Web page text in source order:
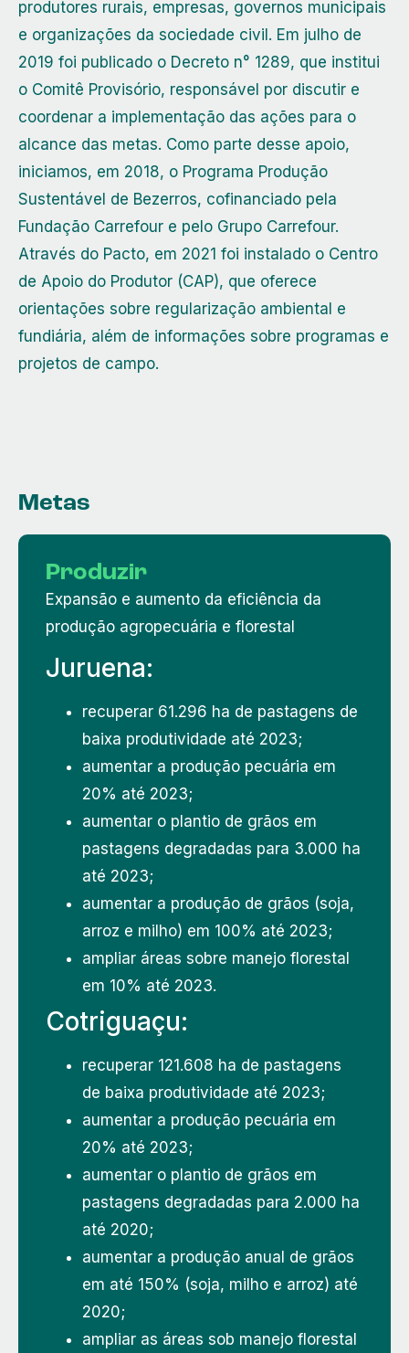
produtores rurais, empresas, governos municipais
e organizações da sociedade civil. Em julho de
2019 foi publicado o Decreto n° 1289, que institui
o Comitê Provisório, responsável por discutir e
coordenar a implementação das ações para o
alcance das metas. Como parte desse apoio,
iniciamos, em 2018, o Programa Produção
Sustentável de Bezerros, cofinanciado pela
Fundação Carrefour e pelo Grupo Carrefour.
Através do Pacto, em 2021 foi instalado o Centro
de Apoio do Produtor (CAP), que oferece
orientações sobre regularização ambiental e
fundiária, além de informações sobre programas e
projetos de campo.
Metas
Produzir
Expansão e aumento da eficiência da
produção agropecuária e florestal
Juruena:
recuperar 61.296 ha de pastagens de
baixa produtividade até 2023;
aumentar a produção pecuária em
20% até 2023;
aumentar o plantio de grãos em
pastagens degradadas para 3.000 ha
até 2023;
aumentar a produção de grãos (soja,
arroz e milho) em 100% até 2023;
ampliar áreas sobre manejo florestal
em 10% até 2023.
Cotriguaçu:
recuperar 121.608 ha de pastagens
de baixa produtividade até 2023;
aumentar a produção pecuária em
20% até 2023;
aumentar o plantio de grãos em
pastagens degradadas para 2.000 ha
até 2020;
aumentar a produção anual de grãos
em até 150% (soja, milho e arroz) até
2020;
ampliar as áreas sob manejo florestal